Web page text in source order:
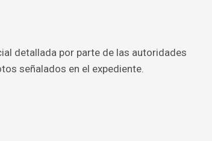
detallada por parte de las autoridades
señalados en el expediente.